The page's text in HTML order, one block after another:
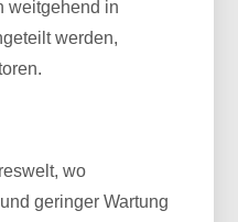
weitgehend in
werden,
wo
geringer Wartung